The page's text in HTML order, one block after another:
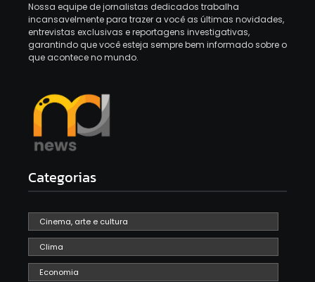
Nossa equipe de jornalistas dedicados trabalha
incansavelmente para trazer a você as últimas novidades,
entrevistas exclusivas e reportagens investigativas,
garantindo que você esteja sempre bem informado sobre o
que acontece no mundo.
Categorias
Cinema, arte e cultura
Clima
Economia